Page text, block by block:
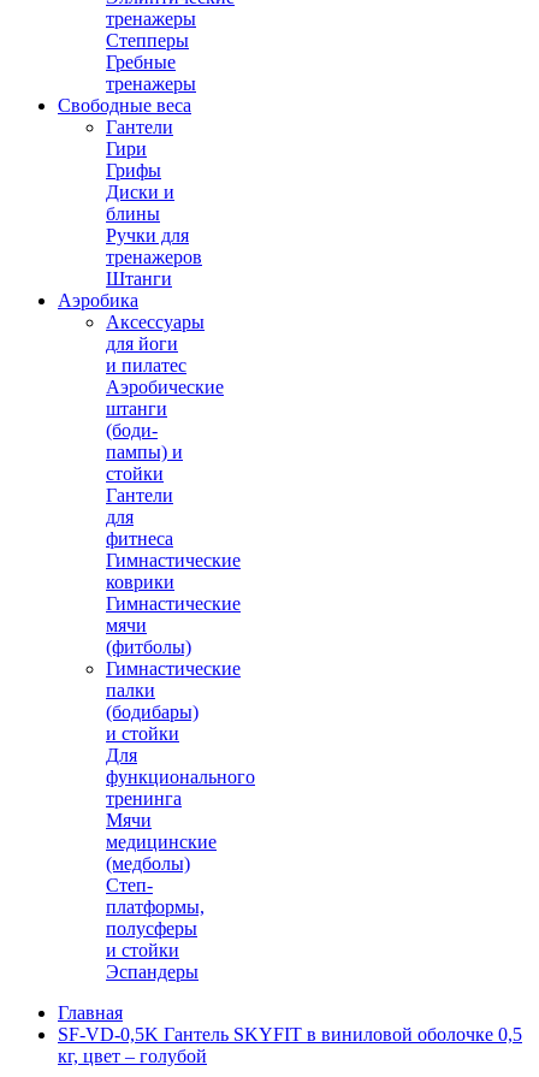
тренажеры
Степперы
Гребные
тренажеры
Свободные веса
Гантели
Гири
Грифы
Диски и
блины
Ручки для
тренажеров
Штанги
Аэробика
Аксессуары
для йоги
и пилатес
Аэробические
штанги
(боди-
пампы) и
стойки
Гантели
для
фитнеса
Гимнастические
коврики
Гимнастические
мячи
(фитболы)
Гимнастические
палки
(бодибары)
и стойки
Для
функционального
тренинга
Мячи
медицинские
(медболы)
Степ-
платформы,
полусферы
и стойки
Эспандеры
Главная
SF-VD-0,5K Гантель SKYFIT в виниловой оболочке 0,5
кг, цвет – голубой